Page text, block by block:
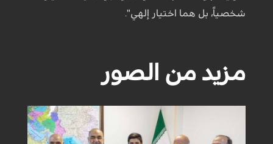
شخصياً، بل هما اختيار إلهي".
مزيد من الصور